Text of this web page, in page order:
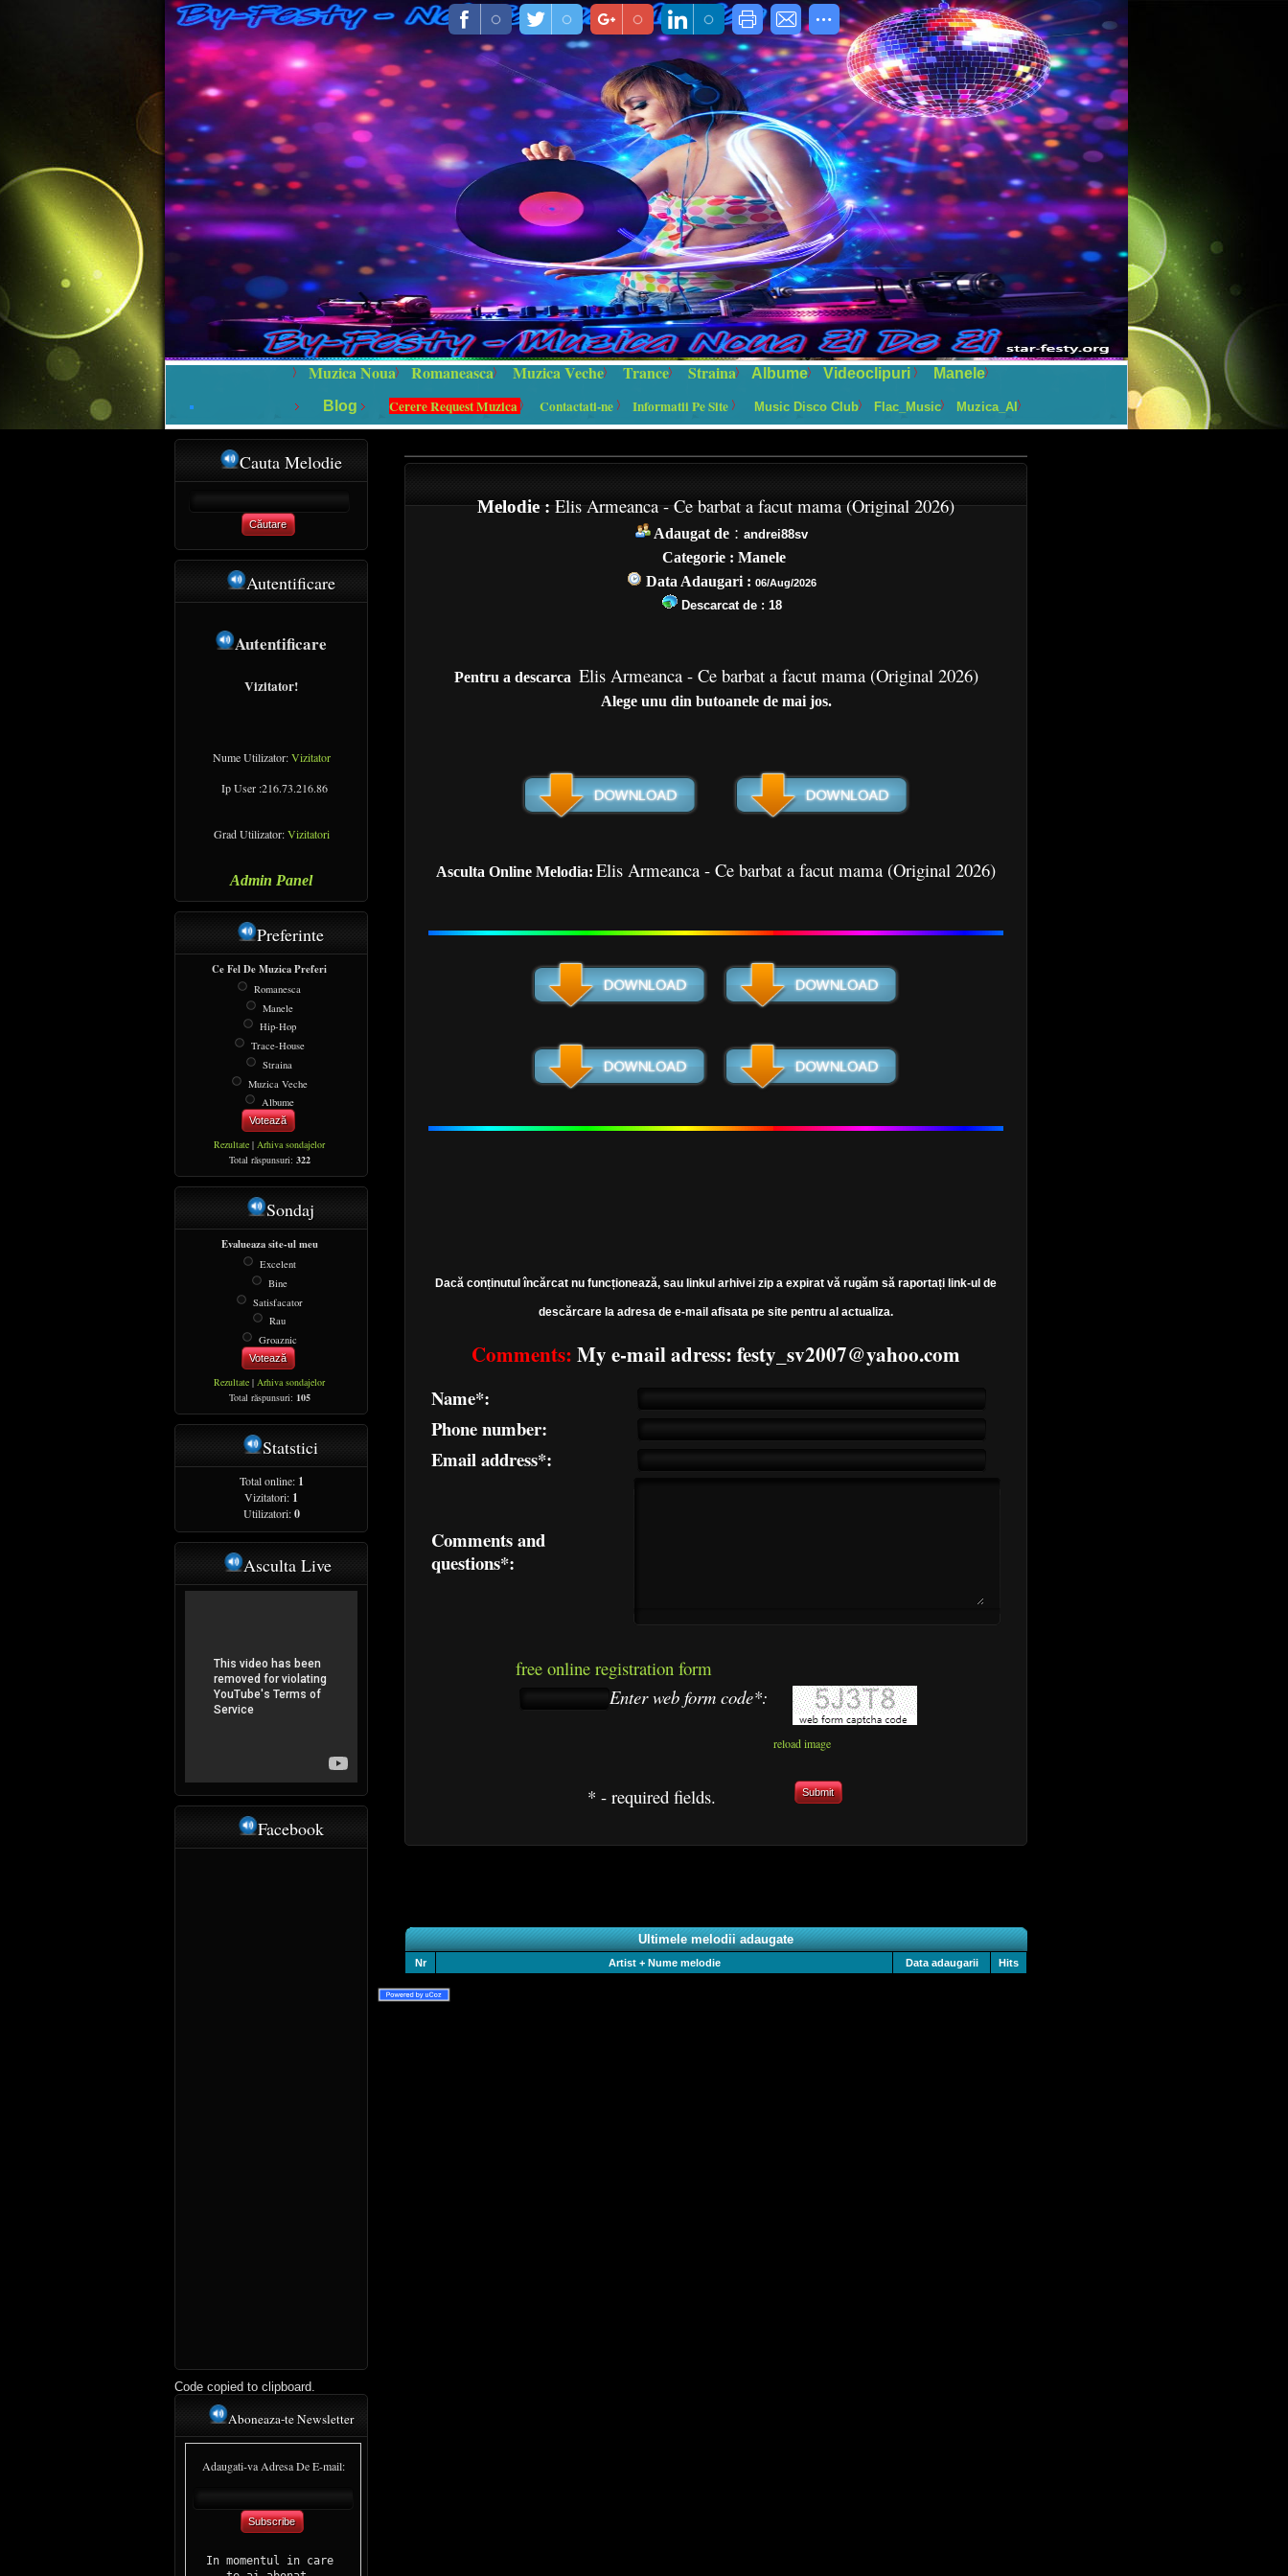
Muzica Noua Romaneasca Muzica Veche Trance Straina Albume Videoclipuri
Manele
Blog
Cerere Request Muzica Contactati-ne Informatii Pe Site Music Disco Club Flac_Music Muzica_AI
Cauta Melodie
Căutare
Autentificare
Autentificare
Vizitator!
Nume Utilizator:Vizitator
Ip User :216.73.216.86
Grad Utilizator:Vizitatori
Admin Panel
Preferinte
Ce Fel De Muzica Preferi
Romanesca
Manele
Hip-Hop
Trace-House
Straina
Muzica Veche
Albume
Votează
Rezultate |Arhiva sondajelor
Total răspunsuri: 322
Sondaj
Evalueaza site-ul meu
Excelent
Bine
Satisfacator
Rau
Groaznic
Votează
Rezultate |Arhiva sondajelor
Total răspunsuri: 105
Statstici
Total online: 1
Vizitatori: 1
Utilizatori:0
Asculta Live
Facebook
Code copied to clipboard.
Aboneaza-te Newsletter
Adaugati-va Adresa De E-mail:
Subscribe
In momentul in care
Melodie :Elis Armeanca - Ce barbat a facut mama (Original 2026)
Adaugat de : andrei88sv
Categorie : Manele
Data Adaugari : 06/Aug/2026
Descarcat de : 18
Pentru a descarca Elis Armeanca - Ce barbat a facut mama (Original 2026)
Alege unu din butoanele de mai jos.
Asculta Online Melodia: Elis Armeanca - Ce barbat a facut mama (Original 2026)
Dacă conținutul încărcat nu funcționează, sau linkul arhivei zip a expirat vă rugăm să raportați link-ul de
descărcare la adresa de e-mail afisata pe site pentru al actualiza.
Comments: My e-mail adress: festy_sv2007@yahoo.com
Name*:
Phone number:
Email address*:
Comments and
questions*:
free online registration form
Enter web form code*:
reload image
* - required fields. Submit
Ultimele melodii adaugate
Nr Artist + Nume melodie Data adaugarii Hits